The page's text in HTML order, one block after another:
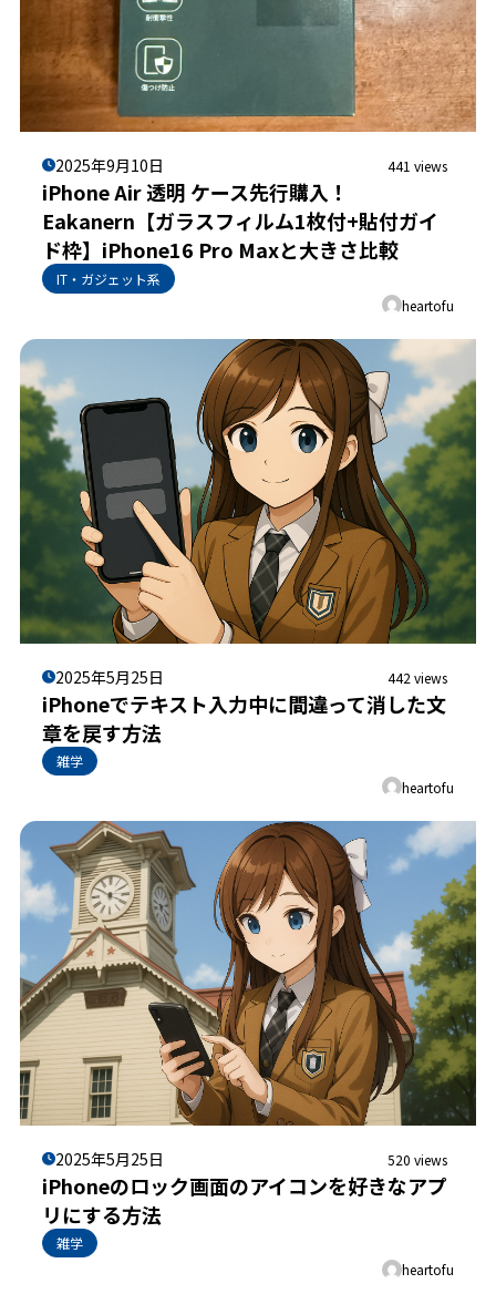
2025年9月10日 441 views
iPhone Air 透明 ケース先行購入！
Eakanern【ガラスフィルム1枚付+貼付ガイ
ド枠】iPhone16 Pro Maxと大きさ比較
IT・ガジェット系
heartofu
2025年5月25日 442 views
iPhoneでテキスト入力中に間違って消した文
章を戻す方法
雑学
heartofu
2025年5月25日 520 views
iPhoneのロック画面のアイコンを好きなアプ
リにする方法
雑学
heartofu